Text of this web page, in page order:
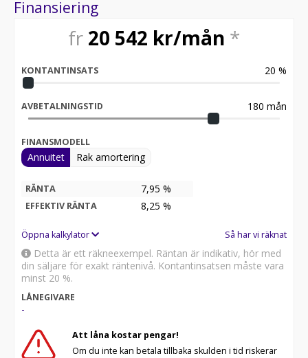
Finansiering
fr 20 542 kr/mån *
KONTANTINSATS 20 %
AVBETALNINGSTID 180 mån
FINANSMODELL
Annuitet Rak amortering
RÄNTA 7,95 %
EFFEKTIV RÄNTA 8,25 %
Öppna kalkylator Så har vi räknat
Detta är ett räkneexempel. Räntan är indikativ, hör med
din säljare för exakt räntenivå. Kontantinsatsen måste vara
minst 20 %.
LÅNEGIVARE
-
Att låna kostar pengar!
Om du inte kan betala tillbaka skulden i tid riskerar